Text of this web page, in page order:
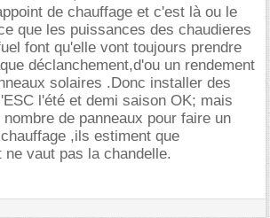
de chauffage et c'est là ou le
que les puissances des chaudieres
font qu'elle vont toujours prendre
déclanchement,d'ou un rendement
solaires .Donc installer des
l'été et demi saison OK; mais
de panneaux pour faire un
,ils estiment que
ne vaut pas la chandelle.